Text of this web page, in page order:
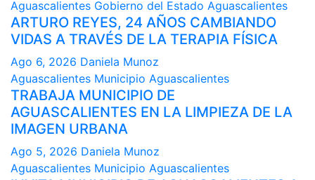
Aguascalientes Gobierno del Estado Aguascalientes
ARTURO REYES, 24 AÑOS CAMBIANDO
VIDAS A TRAVÉS DE LA TERAPIA FÍSICA
Ago 6, 2026 Daniela Munoz
Aguascalientes Municipio Aguascalientes
TRABAJA MUNICIPIO DE
AGUASCALIENTES EN LA LIMPIEZA DE LA
IMAGEN URBANA
Ago 5, 2026 Daniela Munoz
Aguascalientes Municipio Aguascalientes